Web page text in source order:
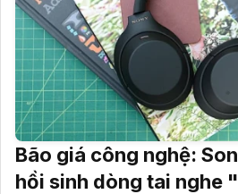
Bão giá công nghệ:
hồi sinh dòng tai nghe